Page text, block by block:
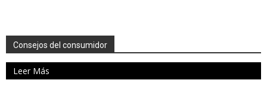
Consejos del consumidor
Leer Más